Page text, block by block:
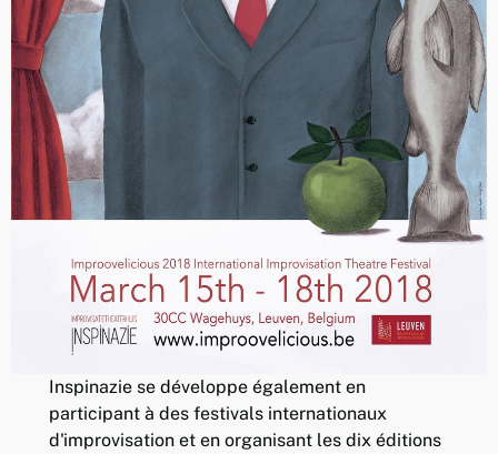
Inspinazie se développe également en
participant à des festivals internationaux
d'improvisation et en organisant les dix éditions